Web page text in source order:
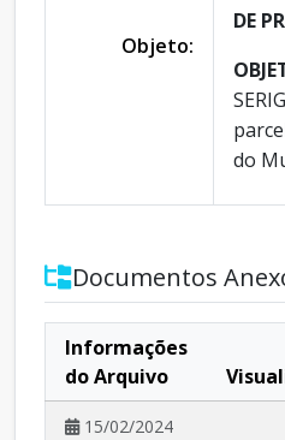
Objeto:
DE
do
Documentos
Informações
do Arquivo
15/02/2024